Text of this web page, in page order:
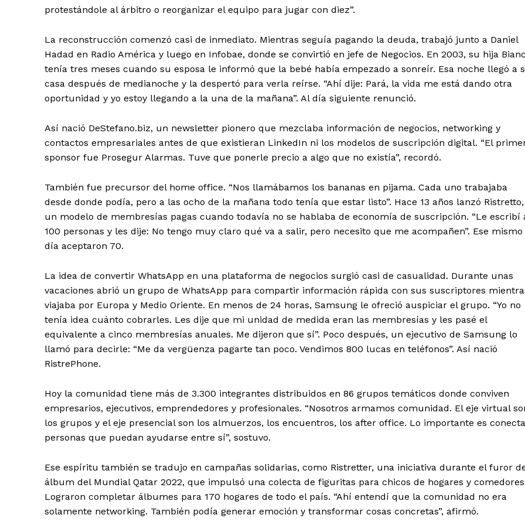
protestándole al árbitro o reorganizar el equipo para jugar con diez”.
La reconstrucción comenzó casi de inmediato. Mientras seguía pagando la deuda, trabajó junto a Daniel
Hadad en Radio América y luego en Infobae, donde se convirtió en jefe de Negocios. En 2003, su hija
tenía tres meses cuando su esposa le informó que la bebé había empezado a sonreír. Esa noche llegó a
casa después de medianoche y la despertó para verla reírse. “Ahí dije: Pará, la vida me está dando otra
oportunidad y yo estoy llegando a la una de la mañana”. Al día siguiente renunció.
Así nació DeStefano.biz, un newsletter pionero que mezclaba información de negocios, networking y
contactos empresariales antes de que existieran LinkedIn ni los modelos de suscripción digital. “El
sponsor fue Prosegur Alarmas. Tuve que ponerle precio a algo que no existía”, recordó.
También fue precursor del home office. “Nos llamábamos los bananas en pijama. Cada uno trabajaba
desde donde podía, pero a las ocho de la mañana todo tenía que estar listo”. Hace 13 años lanzó Ristretto,
un modelo de membresías pagas cuando todavía no se hablaba de economía de suscripción. “Le escribí
100 personas y les dije: No tengo muy claro qué va a salir, pero necesito que me acompañen”. Ese mismo
día aceptaron 70.
La idea de convertir WhatsApp en una plataforma de negocios surgió casi de casualidad. Durante unas
vacaciones abrió un grupo de WhatsApp para compartir información rápida con sus suscriptores
viajaba por Europa y Medio Oriente. En menos de 24 horas, Samsung le ofreció auspiciar el grupo. “Yo no
tenía idea cuánto cobrarles. Les dije que mi unidad de medida eran las membresías y les pasé el
equivalente a cinco membresías anuales. Me dijeron que sí”. Poco después, un ejecutivo de Samsung lo
llamó para decirle: “Me da vergüenza pagarte tan poco. Vendimos 800 lucas en teléfonos”. Así nació
RistrePhone.
Hoy la comunidad tiene más de 3.300 integrantes distribuidos en 86 grupos temáticos donde conviven
empresarios, ejecutivos, emprendedores y profesionales. “Nosotros armamos comunidad. El eje virtual
los grupos y el eje presencial son los almuerzos, los encuentros, los after office. Lo importante es
personas que puedan ayudarse entre sí”, sostuvo.
Ese espíritu también se tradujo en campañas solidarias, como Ristretter, una iniciativa durante el furor
álbum del Mundial Qatar 2022, que impulsó una colecta de figuritas para chicos de hogares y
Lograron completar álbumes para 170 hogares de todo el país. “Ahí entendí que la comunidad no era
solamente networking. También podía generar emoción y transformar cosas concretas”, afirmó.